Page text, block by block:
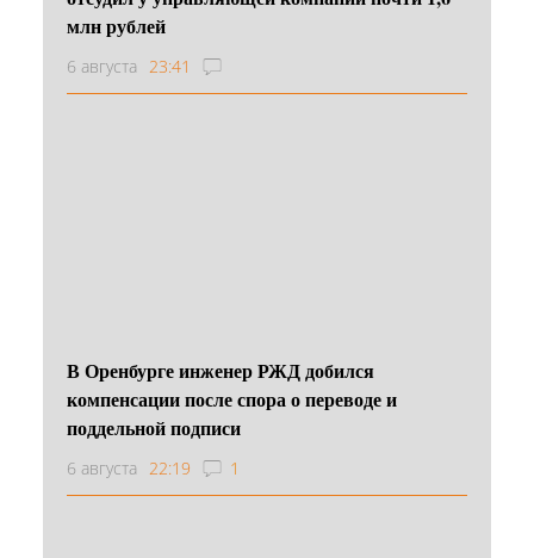
млн рублей
6 августа 23:41
В Оренбурге инженер РЖД добился
компенсации после спора о переводе и
поддельной подписи
6 августа 22:19 1